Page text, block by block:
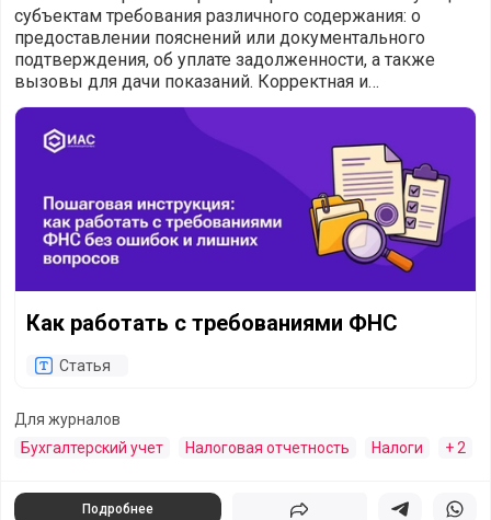
субъектам требования различного содержания: о
предоставлении пояснений или документального
подтверждения, об уплате задолженности, а также
вызовы для дачи показаний. Корректная и
своевременная реакция на такие запросы является
обяз
Как работать с требованиями ФНС
Как работать с требованиями ФНС
Статья
Для журналов
Бухгалтерский учет
Налоговая отчетность Налоги + 2
Подробнее Поделиться Поделиться в